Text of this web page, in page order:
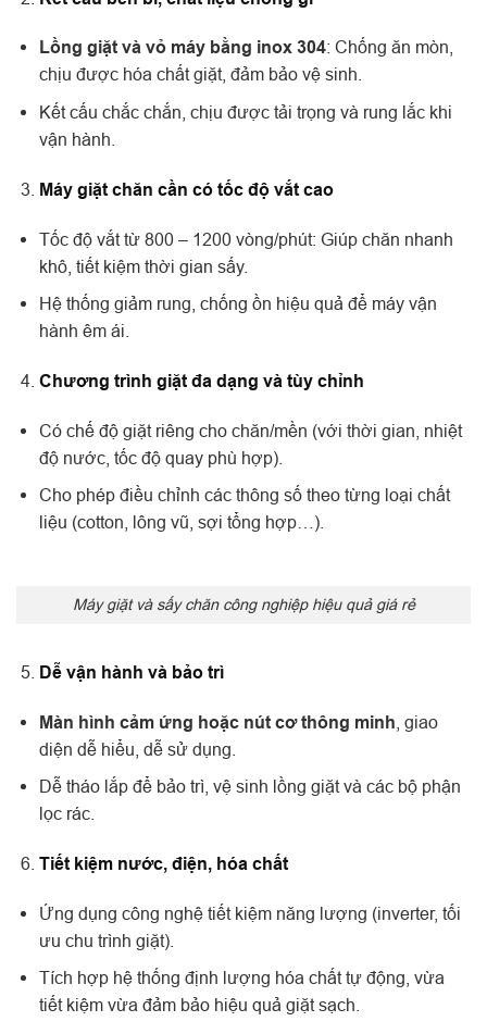
Lồng giặt và vỏ máy bằng inox 304: Chống ăn mòn,
chịu được hóa chất giặt, đảm bảo vệ sinh.
Kết cấu chắc chắn, chịu được tải trọng và rung lắc khi
vận hành.
Máy giặt chăn cần có tốc độ vắt cao
Tốc độ vắt từ 800 – 1200 vòng/phút: Giúp chăn nhanh
khô, tiết kiệm thời gian sấy.
Hệ thống giảm rung, chống ồn hiệu quả để máy vận
hành êm ái.
Chương trình giặt đa dạng và tùy chỉnh
Có chế độ giặt riêng cho chăn/mền (với thời gian, nhiệt
độ nước, tốc độ quay phù hợp).
Cho phép điều chỉnh các thông số theo từng loại chất
liệu (cotton, lông vũ, sợi tổng hợp…).
Máy giặt và sấy chăn công nghiệp hiệu quả giá rẻ
Dễ vận hành và bảo trì
Màn hình cảm ứng hoặc nút cơ thông minh , giao
diện dễ hiểu, dễ sử dụng.
Dễ tháo lắp để bảo trì, vệ sinh lồng giặt và các bộ phận
lọc rác.
Tiết kiệm nước, điện, hóa chất
Ứng dụng công nghệ tiết kiệm năng lượng (inverter, tối
ưu chu trình giặt).
Tích hợp hệ thống định lượng hóa chất tự động, vừa
tiết kiệm vừa đảm bảo hiệu quả giặt sạch.